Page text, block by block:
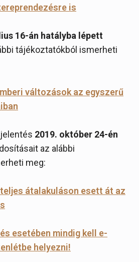
is
16-án hatályba lépett
tájékoztatókból ismerheti
változások az egyszerű
2019. október 24-én
az alábbi
meg:
átalakuláson esett át az
esetében mindig kell e-
helyezni!